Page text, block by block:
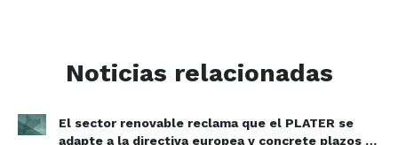
Noticias relacionadas
El sector renovable reclama que el PLATER se
adapte a la directiva europea y concrete plazos y